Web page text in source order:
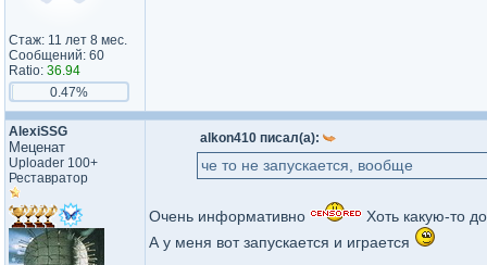
Стаж: 11 лет 8 мес.
Сообщений: 60
Ratio: 36.94
0.47%
AlexiSSG
Меценат
Uploader 100+
Реставратор
alkon410 писал(а):
че то не запускается, вообще
Очень информативно
Хоть какую-то
А у меня вот запускается и играется